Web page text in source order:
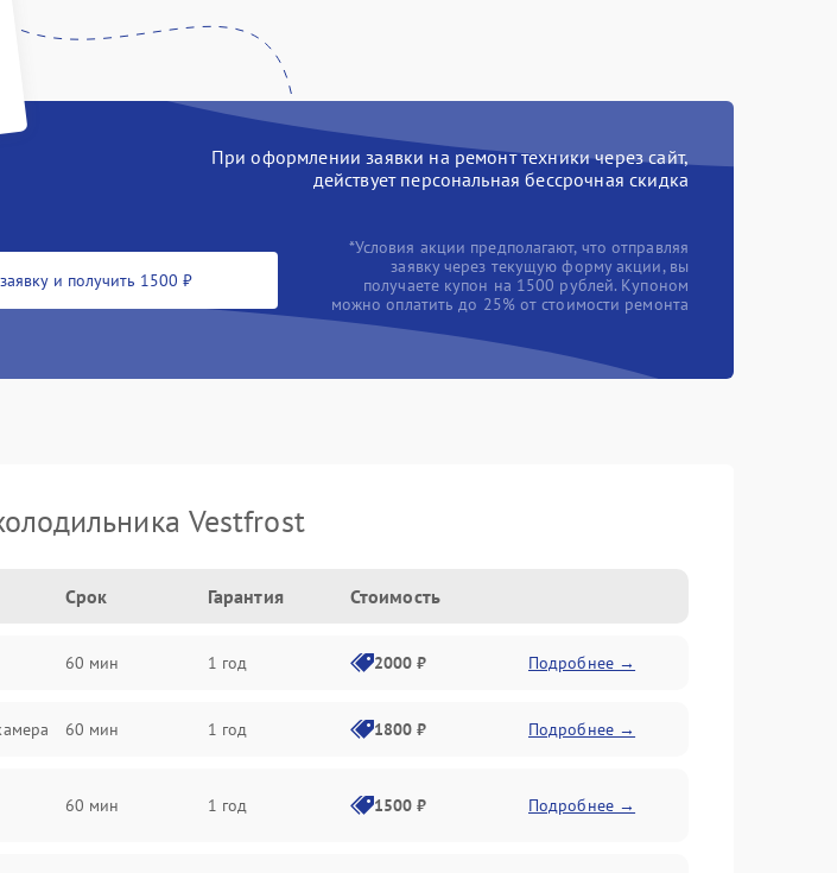
При оформлении заявки на ремонт техники через сайт,
действует персональная бессрочная скидка
и получить 1500 ₽
*Условия акции предполагают, что отправляя
заявку через текущую форму акции, вы
получаете купон на 1500 рублей. Купоном
можно оплатить до 25% от стоимости ремонта
Vestfrost
Срок Гарантия Стоимость
60 мин 1 год 2000 ₽ Подробнее →
60 мин 1 год 1800 ₽ Подробнее →
60 мин 1 год 1500 ₽ Подробнее →